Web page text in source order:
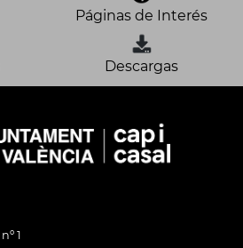
Páginas de Interés
Descargas
1